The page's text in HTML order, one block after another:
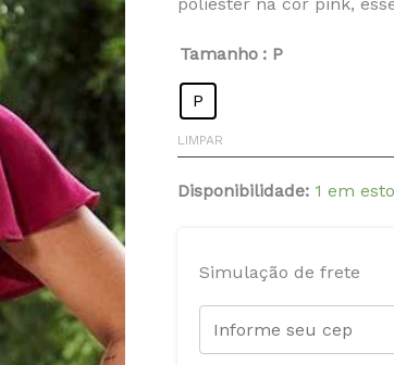
poliéster na cor pink,
Tamanho : P
P
LIMPAR
Disponibilidade: 1 em
Simulação de frete
quantidade